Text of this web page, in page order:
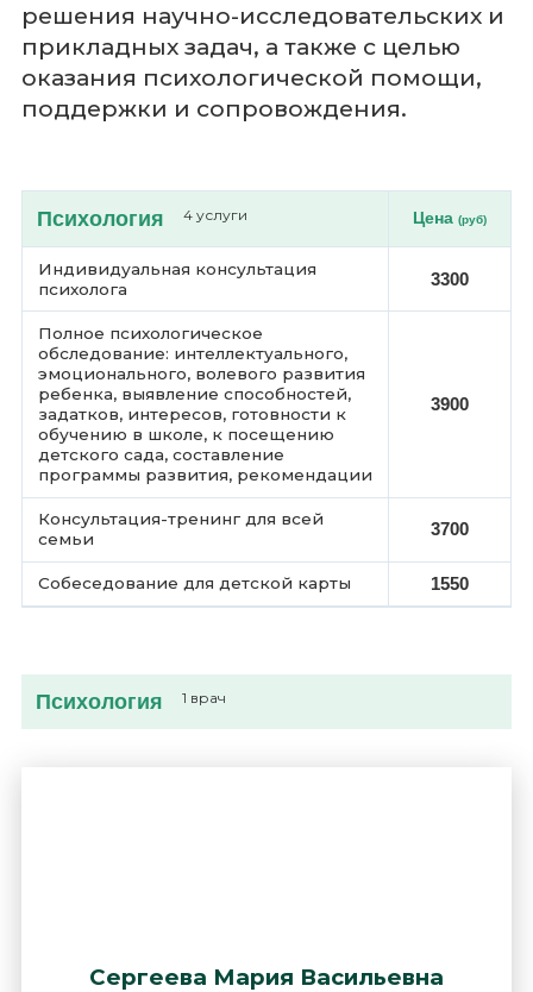
решения научно-исследовательских и
прикладных задач, а также с целью
оказания психологической помощи,
поддержки и сопровождения.
Психология 4 услуги Цена (руб)
Индивидуальная консультация
психолога
3300
Полное психологическое
обследование: интеллектуального,
эмоционального, волевого развития
ребенка, выявление способностей,
задатков, интересов, готовности к
обучению в школе, к посещению
детского сада, составление
программы развития, рекомендации
3900
Консультация-тренинг для всей
семьи
3700
Собеседование для детской карты 1550
Психология 1 врач
Сергеева Мария Васильевна